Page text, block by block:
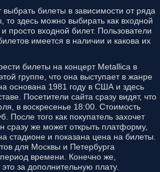
билеты в зависимости от ряда
здесь можно выбирать как входной
просто входной билет. Пользователи
имеется в наличии и какова их
билеты на концерт Metallica в
группе, что она выступает в жанре
основана 1981 году в США и здесь
Посетители сайта сразу видят, что
в воскресенье 18:00. Стоимость
После того как покупатель захочет
сразу же может открыть платформу,
стадионе и показана цена на билеты.
для Москвы и Петербурга
времени. Конечно же,
за дополнительную плату.